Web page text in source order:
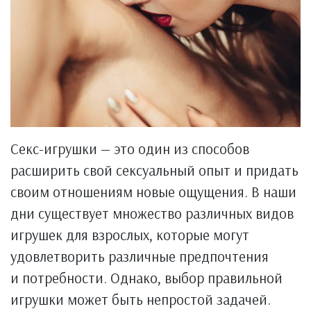
Секс-игрушки — это один из способов
расширить свой сексуальный опыт и придать
своим отношениям новые ощущения. В наши
дни существует множество различных видов
игрушек для взрослых, которые могут
удовлетворить различные предпочтения
и потребности. Однако, выбор правильной
игрушки может быть непростой задачей.